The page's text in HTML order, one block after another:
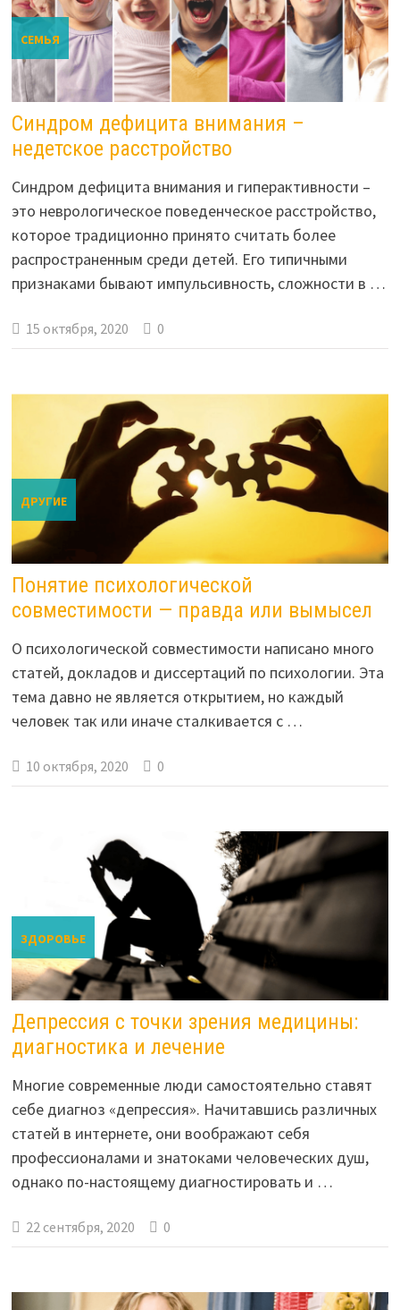
СЕМЬЯ
Синдром дефицита внимания –
недетское расстройство
Синдром дефицита внимания и гиперактивности –
это неврологическое поведенческое расстройство,
которое традиционно принято считать более
распространенным среди детей. Его типичными
признаками бывают импульсивность, сложности в …
15 октября, 2020 0
ДРУГИЕ
Понятие психологической
совместимости — правда или вымысел
О психологической совместимости написано много
статей, докладов и диссертаций по психологии. Эта
тема давно не является открытием, но каждый
человек так или иначе сталкивается с …
10 октября, 2020 0
ЗДОРОВЬЕ
Депрессия с точки зрения медицины:
диагностика и лечение
Многие современные люди самостоятельно ставят
себе диагноз «депрессия». Начитавшись различных
статей в интернете, они воображают себя
профессионалами и знатоками человеческих душ,
однако по-настоящему диагностировать и …
22 сентября, 2020 0